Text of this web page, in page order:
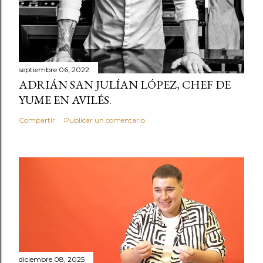
m
e
a
r
i
o
septiembre 06, 2022
ADRIÁN SAN JULÍAN LÓPEZ, CHEF DE
YUME EN AVILÉS.
Compartir Publicar un comentario
diciembre 08, 2025